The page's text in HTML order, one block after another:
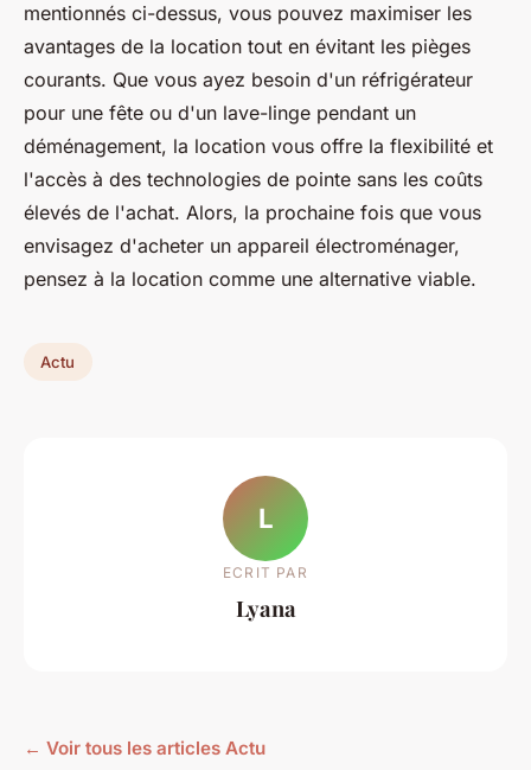
mentionnés ci-dessus, vous pouvez maximiser les
avantages de la location tout en évitant les pièges
courants. Que vous ayez besoin d'un réfrigérateur
pour une fête ou d'un lave-linge pendant un
déménagement, la location vous offre la flexibilité et
l'accès à des technologies de pointe sans les coûts
élevés de l'achat. Alors, la prochaine fois que vous
envisagez d'acheter un appareil électroménager,
pensez à la location comme une alternative viable.
Actu
L
ECRIT PAR
Lyana
← Voir tous les articles Actu